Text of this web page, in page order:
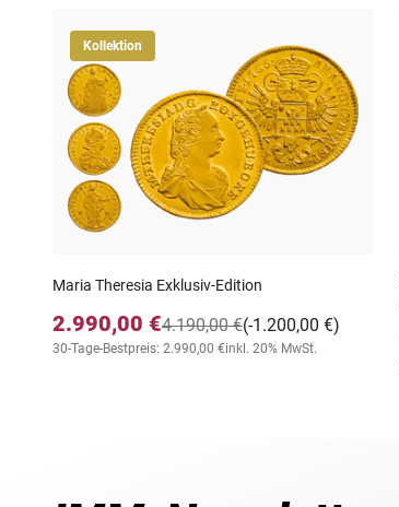
Kollektion
Maria Theresia Exklusiv-Edition
2.990,00 € (-1.200,00 €)
4.190,00 €
30-Tage-Bestpreis: 2.990,00 €inkl. 20% MwSt.